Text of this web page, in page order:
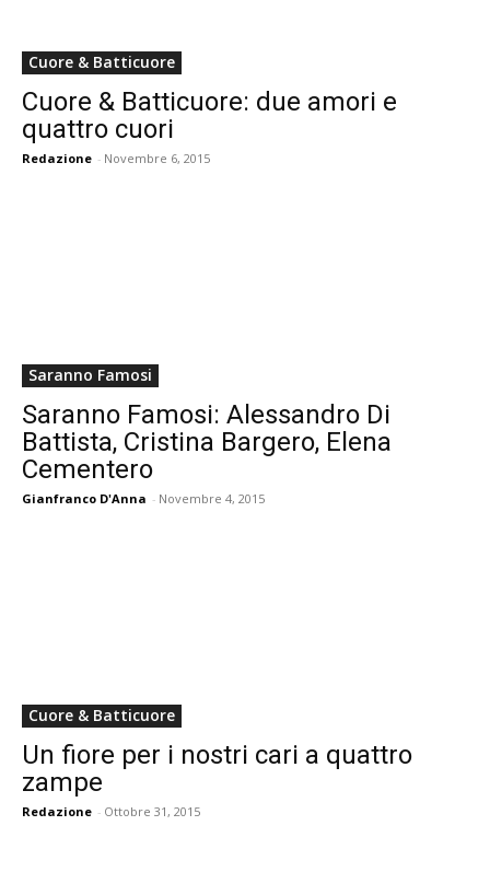
Cuore & Batticuore
Cuore & Batticuore: due amori e
quattro cuori
Redazione - Novembre 6, 2015
Saranno Famosi
Saranno Famosi: Alessandro Di
Battista, Cristina Bargero, Elena
Cementero
Gianfranco D'Anna - Novembre 4, 2015
Cuore & Batticuore
Un fiore per i nostri cari a quattro
zampe
Redazione - Ottobre 31, 2015